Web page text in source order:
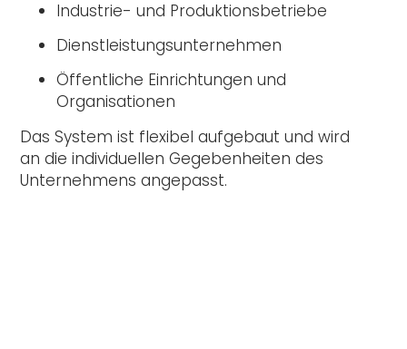
Industrie- und Produktionsbetriebe
Dienstleistungsunternehmen
Öffentliche Einrichtungen und
Organisationen
Das System ist flexibel aufgebaut und wird
an die individuellen Gegebenheiten des
Unternehmens angepasst.